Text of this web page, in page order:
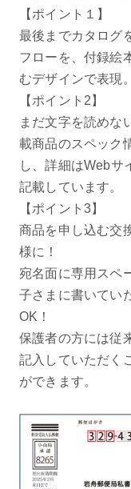
【ポイント１】
最後までカタログ
フローを、付録絵
むデザインで表現。
【ポイント2】
まだ文字を読めな
載商品のスペック
し、詳細はWebサ
記載しています。
【ポイント3】
商品を申し込む交
様に！
宛名面に専用スペ
子さまに書いてい
OK！
保護者の方には従
記入していただく
ができます。